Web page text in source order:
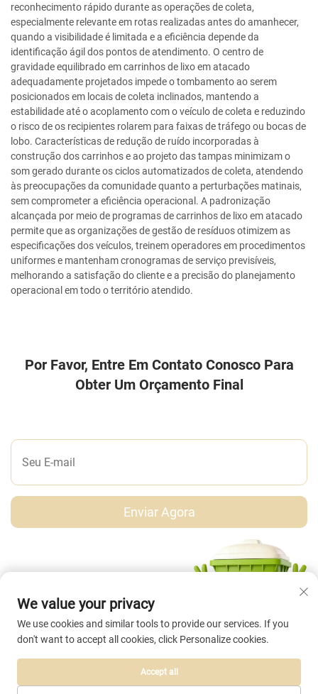
reconhecimento rápido durante as operações de coleta,
especialmente relevante em rotas realizadas antes do amanhecer,
quando a visibilidade é limitada e a eficiência depende da
identificação ágil dos pontos de atendimento. O centro de
gravidade equilibrado em carrinhos de lixo em atacado
adequadamente projetados impede o tombamento ao serem
posicionados em locais de coleta inclinados, mantendo a
estabilidade até o acoplamento com o veículo de coleta e reduzindo
o risco de os recipientes rolarem para faixas de tráfego ou bocas de
lobo. Características de redução de ruído incorporadas à
construção dos carrinhos e ao projeto das tampas minimizam o
som gerado durante os ciclos automatizados de coleta, atendendo
às preocupações da comunidade quanto a perturbações matinais,
sem comprometer a eficiência operacional. A padronização
alcançada por meio de programas de carrinhos de lixo em atacado
permite que as organizações de gestão de resíduos otimizem as
especificações dos veículos, treinem operadores em procedimentos
uniformes e mantenham cronogramas de serviço previsíveis,
melhorando a satisfação do cliente e a precisão do planejamento
operacional em todo o território atendido.
Por Favor, Entre Em Contato Conosco Para
Obter Um Orçamento Final
Enviar Agora
Copyright © Taizhou Abei Plastic Co., Ltd. Todos os direitos reservados. |
We value your privacy
We use cookies and similar tools to provide our services. If you
don't want to accept all cookies, click Personalize cookies.
Accept all